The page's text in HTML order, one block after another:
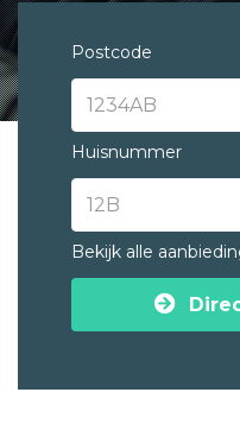
Postcode
Huisnummer
Bekijk alle